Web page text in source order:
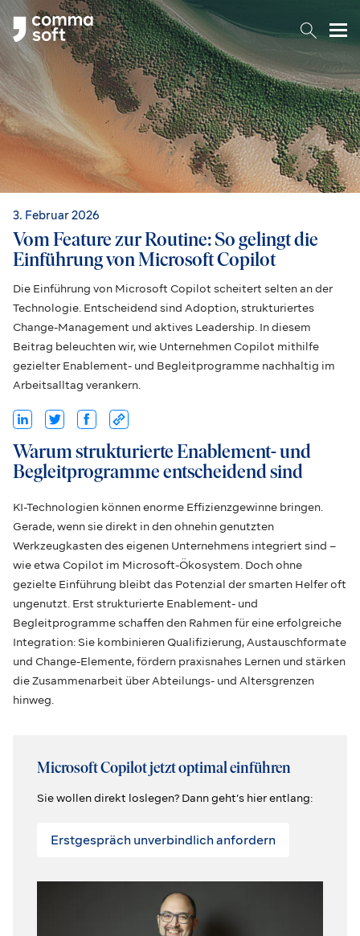
3. Februar 2026
Vom Feature zur Routine: So gelingt die
Einführung von Microsoft Copilot
Die Einführung von Microsoft Copilot scheitert selten an der
Technologie. Entscheidend sind Adoption, strukturiertes
Change-Management und aktives Leadership. In diesem
Beitrag beleuchten wir, wie Unternehmen Copilot mithilfe
gezielter Enablement- und Begleitprogramme nachhaltig im
Arbeitsalltag verankern.
Warum strukturierte Enablement- und
Begleitprogramme entscheidend sind
KI-Technologien können enorme Effizienzgewinne bringen.
Gerade, wenn sie direkt in den ohnehin genutzten
Werkzeugkasten des eigenen Unternehmens integriert sind –
wie etwa Copilot im Microsoft-Ökosystem. Doch ohne
gezielte Einführung bleibt das Potenzial der smarten Helfer oft
ungenutzt. Erst strukturierte Enablement- und
Begleitprogramme schaffen den Rahmen für eine erfolgreiche
Integration: Sie kombinieren Qualifizierung, Austauschformate
und Change-Elemente, fördern praxisnahes Lernen und stärken
die Zusammenarbeit über Abteilungs- und Altersgrenzen
hinweg.
Microsoft Copilot jetzt optimal einführen
Sie wollen direkt loslegen? Dann geht’s hier entlang:
Erstgespräch unverbindlich anfordern